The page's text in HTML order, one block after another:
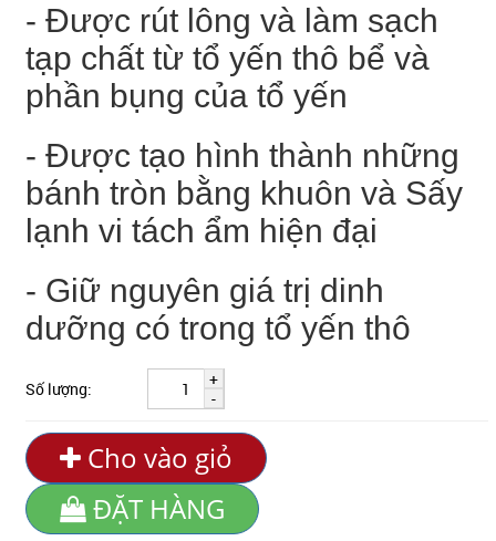
- Được rút lông và làm sạch
tạp chất từ tổ yến thô bể và
phần bụng của tổ yến
- Được tạo hình thành những
bánh tròn bằng khuôn và Sấy
lạnh vi tách ẩm hiện đại
- Giữ nguyên giá trị dinh
dưỡng có trong tổ yến thô
Số lượng:
+
-
Cho vào giỏ
ĐẶT HÀNG